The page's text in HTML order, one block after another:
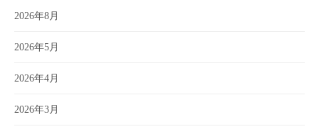
2026年8月
2026年5月
2026年4月
2026年3月